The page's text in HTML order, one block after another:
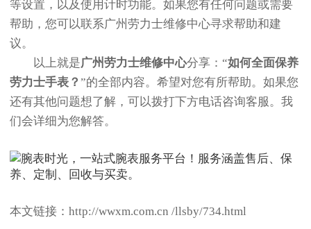
等设置，以及使用计时功能。如果您有任何问题或需要
帮助，您可以联系广州劳力士维修中心寻求帮助和建
议。
以上就是广州劳力士维修中心分享：“如何全面保养
劳力士手表？ ”的全部内容。希望对您有所帮助。如果您
还有其他问题想了解，可以拨打下方电话咨询客服。我
们会详细为您解答。
本文链接：http://wwxm.com.cn /llsby/734.html